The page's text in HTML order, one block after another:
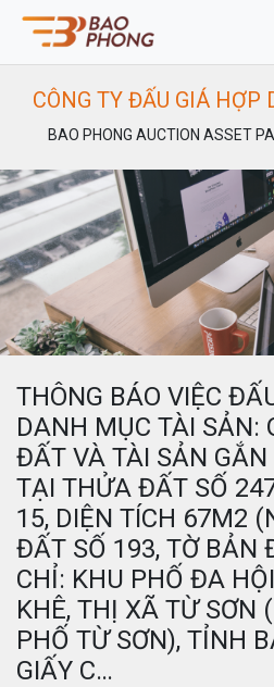
CÔNG TY ĐẤU GIÁ HỢP
BAO PHONG AUCTION ASSET
THÔNG BÁO VIỆC
DANH MỤC TÀI SẢN:
ĐẤT VÀ TÀI SẢN
TẠI THỬA ĐẤT SỐ
15, DIỆN TÍCH 67M2
ĐẤT SỐ 193, TỜ BẢN
CHỈ: KHU PHỐ ĐA
KHÊ, THỊ XÃ TỪ SƠN
PHỐ TỪ SƠN), TỈNH
GIẤY C…